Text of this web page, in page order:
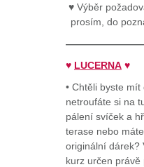
♥ Výběr
prosím, do
♥ LUCERNA ♥
• Chtěli byste
netroufáte si na
pálení svíček a
terase nebo
originální dárek?
kurz určen právě